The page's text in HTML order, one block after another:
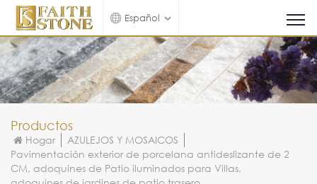
Español
Productos
Hogar
AZULEJOS Y MOSAICOS
Pavimentación exterior de porcelana antideslizante de 2
CM, adoquines de Patio iluminados para Villas,